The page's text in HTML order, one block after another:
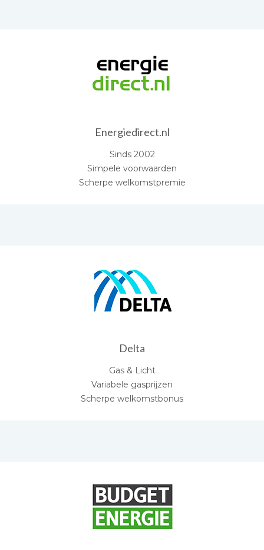
Energiedirect.nl
Sinds 2002
Simpele voorwaarden
Scherpe welkomstpremie
Delta
Gas & Licht
Variabele gasprijzen
Scherpe welkomstbonus